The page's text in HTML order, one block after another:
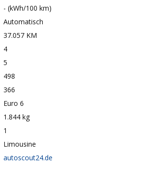
- (kWh/100 km)
Automatisch
37.057 KM
4
5
498
366
Euro 6
1.844 kg
1
Limousine
autoscout24.de